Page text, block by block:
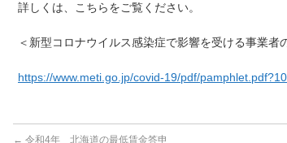
詳しくは、こちらをご覧ください。
＜新型コロナウイルス感染症で影響を受ける事業者
https://www.meti.go.jp/covid-19/pdf/
← 令和4年 北海道の最低賃金答申